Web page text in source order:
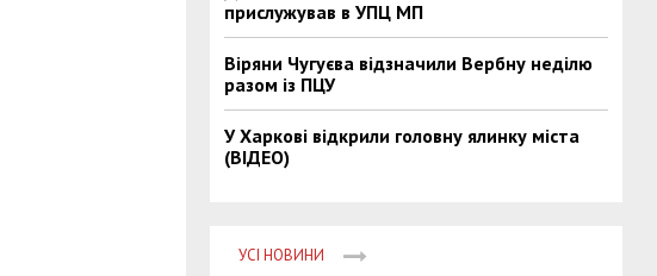
прислужував в УПЦ МП
Віряни Чугуєва відзначили Вербну неділю
разом із ПЦУ
У Харкові відкрили головну ялинку міста
(ВІДЕО)
УСІ НОВИНИ